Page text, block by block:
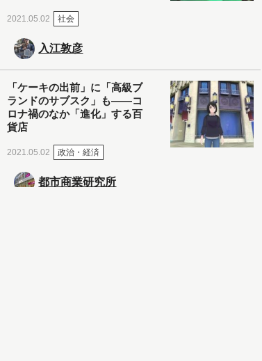
2021.05.02 社会
入江敦彦
「ケーキの出前」に「高級ブ
ランドのサブスク」も――コ
ロナ禍のなか「進化」する百
貨店
2021.05.02 政治・経済
都市商業研究所